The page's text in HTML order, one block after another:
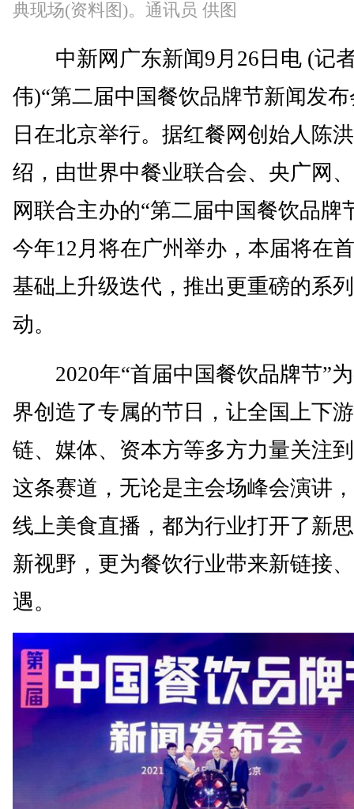
典现场(资料图)。通讯员 供图
中新网广东新闻9月26日电 (记
伟)“第二届中国餐饮品牌节新闻发布
日在北京举行。据红餐网创始人陈
绍，由世界中餐业联合会、央广网
网联合主办的“第二届中国餐饮品牌
今年12月将在广州举办，本届将在
基础上升级迭代，推出更重磅的系
动。
2020年“首届中国餐饮品牌节”
界创造了专属的节日，让全国上下
链、媒体、资本方等多方力量关注
这条赛道，无论是主会场峰会演讲
线上美食直播，都为行业打开了新
新视野，更为餐饮行业带来新链接
遇。